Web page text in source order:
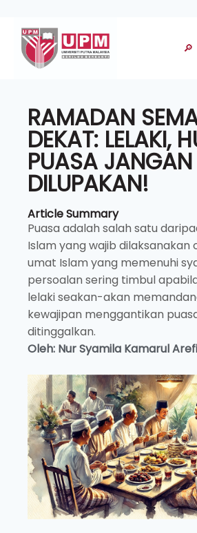
🔎
RAMADAN
DEKAT: LELAKI,
PUASA JANGAN
DILUPAKAN!
Article Summary
Puasa adalah salah satu
Islam yang wajib dilaksanakan
umat Islam yang memenuhi
persoalan sering timbul
lelaki seakan-akan
kewajipan menggantikan
ditinggalkan.
Oleh: Nur Syamila Kamarul